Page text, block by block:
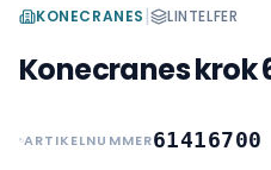
KONECRANES | LINTELFER
Konecranes krok
ARTIKELNUMMER61416700